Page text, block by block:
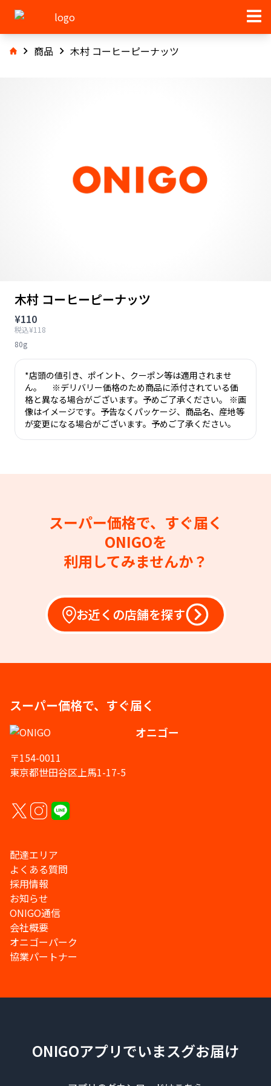
商品 木村 コーヒーピーナッツ
木村 コーヒーピーナッツ
¥110
税込¥118
80g
*店頭の値引き、ポイント、クーポン等は適用されませ
ん。 ※デリバリー価格のため商品に添付されている価
格と異なる場合がございます。予めご了承ください。 ※画
像はイメージです。予告なくパッケージ、商品名、産地等
が変更になる場合がございます。予めご了承ください。
スーパー価格で、すぐ届く
ONIGOを
利用してみませんか？
お近くの店舗を探す
スーパー価格で、すぐ届く
オニゴー
〒154-0011
東京都世田谷区上馬1-17-5
配達エリア
よくある質問
採用情報
お知らせ
ONIGO通信
会社概要
オニゴーパーク
協業パートナー
ONIGOアプリでいまスグお届け